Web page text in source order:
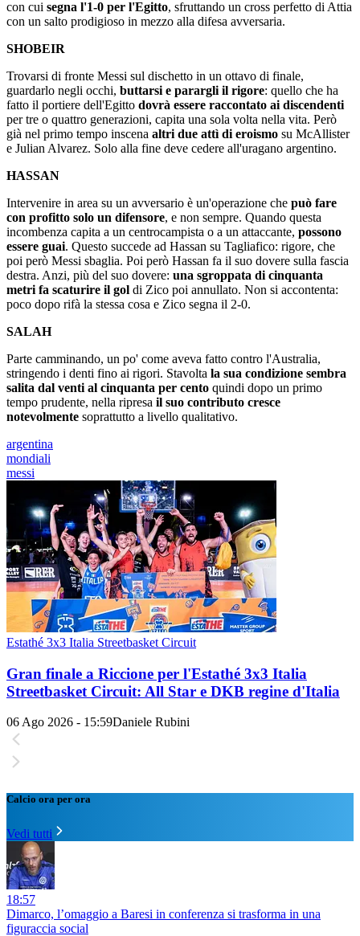
con cui segna l'1-0 per l'Egitto, sfruttando un cross perfetto di Attia
con un salto prodigioso in mezzo alla difesa avversaria.
SHOBEIR
Trovarsi di fronte Messi sul dischetto in un ottavo di finale,
guardarlo negli occhi, buttarsi e parargli il rigore: quello che ha
fatto il portiere dell'Egitto dovrà essere raccontato ai discendenti
per tre o quattro generazioni, capita una sola volta nella vita. Però
già nel primo tempo inscena altri due attì di eroismo su McAllister
e Julian Alvarez. Solo alla fine deve cedere all'uragano argentino.
HASSAN
Intervenire in area su un avversario è un'operazione che può fare
con profitto solo un difensore, e non sempre. Quando questa
incombenza capita a un centrocampista o a un attaccante, possono
essere guai. Questo succede ad Hassan su Tagliafico: rigore, che
poi però Messi sbaglia. Poi però Hassan fa il suo dovere sulla fascia
destra. Anzi, più del suo dovere: una sgroppata di cinquanta
metri fa scaturire il gol di Zico poi annullato. Non si accontenta:
poco dopo rifà la stessa cosa e Zico segna il 2-0.
SALAH
Parte camminando, un po' come aveva fatto contro l'Australia,
stringendo i denti fino ai rigori. Stavolta la sua condizione sembra
salita dal venti al cinquanta per cento quindi dopo un primo
tempo prudente, nella ripresa il suo contributo cresce
notevolmente soprattutto a livello qualitativo.
argentina
mondiali
messi
Estathé 3x3 Italia Streetbasket Circuit
Gran finale a Riccione per l'Estathé 3x3 Italia
Streetbasket Circuit: All Star e DKB regine d'Italia
06 Ago 2026 - 15:59Daniele Rubini
Calcio ora per ora
Vedi tutti
18:57
Dimarco, l’omaggio a Baresi in conferenza si trasforma in una
figuraccia social